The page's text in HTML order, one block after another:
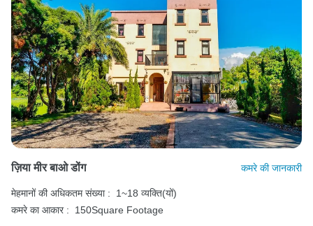
ज़िया मीर बाओ डोंग कमरे की जानकारी
मेहमानों की अधिकतम संख्या :
1~18 व्यक्ति(यों)
कमरे का आकार :
150Square Footage